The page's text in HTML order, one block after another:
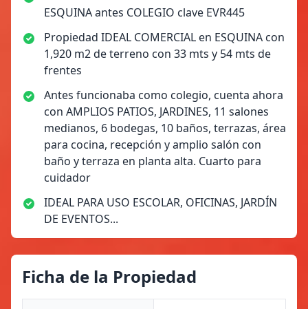
ESQUINA antes COLEGIO clave EVR445
Propiedad IDEAL COMERCIAL en ESQUINA con
1,920 m2 de terreno con 33 mts y 54 mts de
frentes
Antes funcionaba como colegio, cuenta ahora
con AMPLIOS PATIOS, JARDINES, 11 salones
medianos, 6 bodegas, 10 baños, terrazas, área
para cocina, recepción y amplio salón con
baño y terraza en planta alta. Cuarto para
cuidador
IDEAL PARA USO ESCOLAR, OFICINAS, JARDÍN
DE EVENTOS...
Ficha de la Propiedad